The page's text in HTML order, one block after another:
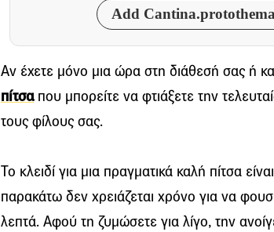
Add
Αν έχετε μόνο μια ώρα στη διάθεσή σας ή
πίτσαπου μπορείτε να φτιάξετε την
τους φίλους σας.
Το κλειδί για μια πραγματικά καλή πίτσα
παρακάτω δεν χρειάζεται χρόνο για να
λεπτά. Αφού τη ζυμώσετε για λίγο, την